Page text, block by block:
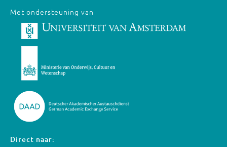
Met ondersteuning van
Direct naar: